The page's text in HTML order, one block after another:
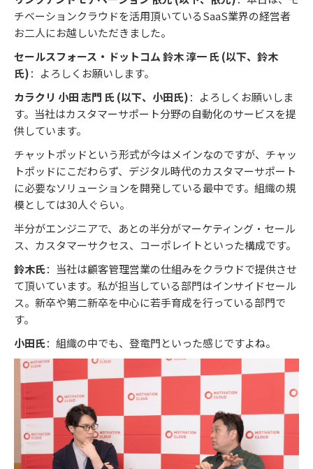
チベーションクラウドを活用頂いているSaaS業界の経営者
お二人にお越しいただきました。
セールスフォース・ドットコム 鈴木 淳一 氏 (以下、鈴木
氏)：よろしくお願いします。
カラクリ 小田 志門 氏 (以下、小田氏)：よろしくお願いしま
す。当社はカスタマーサポート分野の自動化のサービスを提
供しています。
チャットポッドという形式が今はメインなのですが、チャッ
トポッドにこだわらず、デジタル時代のカスタマーサポート
に必要なソリューションを開発している最中です。組織の規
模としては30人ぐらい。
半分がエンジニアで、あとの半分がマーケティング・セール
ス、カスタマーサクセス、コーポレイトといった構成です。
鈴木氏：当社は顧客管理営業の仕組みをクラウドで提供させ
て頂いています。私が担当している部門はインサイドセール
ス。新卒や第二新卒を中心に若手育成を行っている部門で
す。
小田氏：組織の中でも、登竜門といった感じですよね。